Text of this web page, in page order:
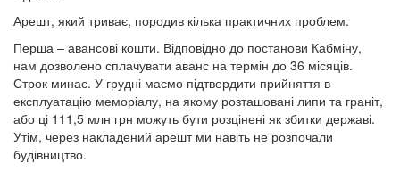
Арешт, який триває, породив кілька практичних проблем.
Перша – авансові кошти. Відповідно до постанови Кабміну,
нам дозволено сплачувати аванс на термін до 36 місяців.
Строк минає. У грудні маємо підтвердити прийняття в
експлуатацію меморіалу, на якому розташовані липи та граніт,
або ці 111,5 млн грн можуть бути розцінені як збитки державі.
Утім, через накладений арешт ми навіть не розпочали
будівництво.